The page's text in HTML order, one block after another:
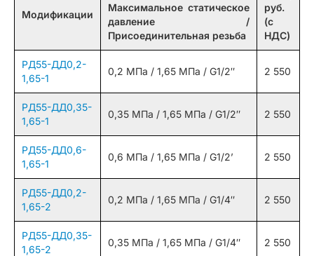
Модификации
Максимальное статическое
давление /
Присоединительная резьба
руб.
(с
НДС)
РД55-ДД0,2-
1,65-1
0,2 МПа / 1,65 МПа / G1/2″ 2 550
РД55-ДД0,35-
1,65-1
0,35 МПа / 1,65 МПа / G1/2″ 2 550
РД55-ДД0,6-
1,65-1
0,6 МПа / 1,65 МПа / G1/2’ 2 550
РД55-ДД0,2-
1,65-2
0,2 МПа / 1,65 МПа / G1/4″ 2 550
РД55-ДД0,35-
1,65-2
0,35 МПа / 1,65 МПа / G1/4″ 2 550